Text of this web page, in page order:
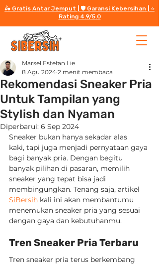
🛵 Gratis Antar Jemput | 🛡️ Garansi Kebersihan | ⭐️
Rating 4.9/5.0
Rekomendasi Sneaker Pria
Untuk Tampilan yang
Stylish dan Nyaman
Marsel Estefan Lie
8 Agu 2024 2 menit membaca
Diperbarui: 6 Sep 2024
Sneaker bukan hanya sekadar alas
kaki, tapi juga menjadi pernyataan gaya
bagi banyak pria. Dengan begitu
banyak pilihan di pasaran, memilih
sneaker yang tepat bisa jadi
membingungkan. Tenang saja, artikel
SiBersih kali ini akan membantumu
menemukan sneaker pria yang sesuai
dengan gaya dan kebutuhanmu.
Tren Sneaker Pria Terbaru
Tren sneaker pria terus berkembang